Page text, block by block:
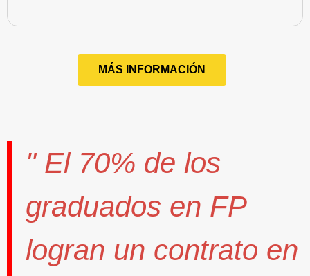
MÁS INFORMACIÓN
" El 70% de los
graduados en FP
logran un contrato en